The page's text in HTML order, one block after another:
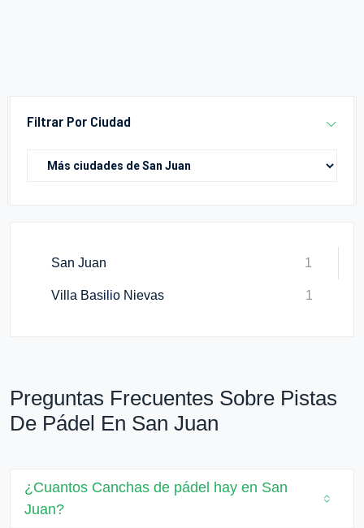
Filtrar Por Ciudad
San Juan 1
Villa Basilio Nievas 1
Preguntas Frecuentes Sobre Pistas
De Pádel En San Juan
¿Cuantos Canchas de pádel hay en San
Juan?